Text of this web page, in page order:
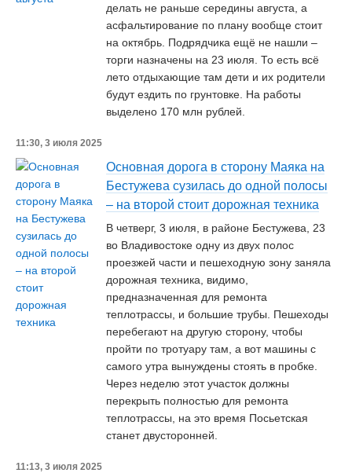
делать не раньше середины августа, а
асфальтирование по плану вообще стоит
на октябрь. Подрядчика ещё не нашли –
торги назначены на 23 июля. То есть всё
лето отдыхающие там дети и их родители
будут ездить по грунтовке. На работы
выделено 170 млн рублей.
11:30, 3 июля 2025
Основная дорога в сторону Маяка на
Бестужева сузилась до одной полосы
– на второй стоит дорожная техника
В четверг, 3 июля, в районе Бестужева, 23
во Владивостоке одну из двух полос
проезжей части и пешеходную зону заняла
дорожная техника, видимо,
предназначенная для ремонта
теплотрассы, и большие трубы. Пешеходы
перебегают на другую сторону, чтобы
пройти по тротуару там, а вот машины с
самого утра вынуждены стоять в пробке.
Через неделю этот участок должны
перекрыть полностью для ремонта
теплотрассы, на это время Посьетская
станет двусторонней.
11:13, 3 июля 2025